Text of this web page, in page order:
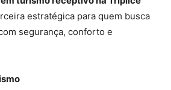
estratégica para quem busca
segurança, conforto e